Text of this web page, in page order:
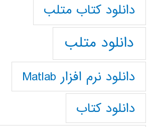
دانلود كتاب متلب
دانلود متلب
دانلود نرم افزار Matlab
دانلود کتاب